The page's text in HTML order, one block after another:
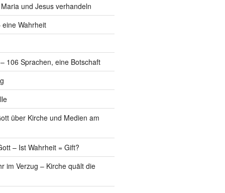
und Jesus verhandeln
Wahrheit
106 Sprachen, eine Botschaft
über Kirche und Medien am
– Ist Wahrheit = Gift?
im Verzug – Kirche quält die